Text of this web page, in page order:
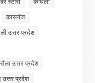
कासगंज
उत्तर प्रदेश
उत्तर प्रदेश
उत्तर प्रदेश